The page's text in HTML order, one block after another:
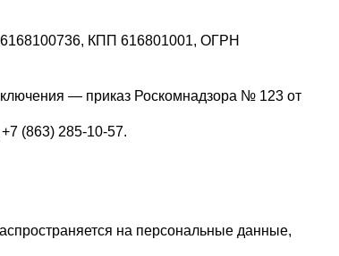
КПП 616801001, ОГРН
— приказ Роскомнадзора № 123 от
(863) 285-10-57.
на персональные данные,